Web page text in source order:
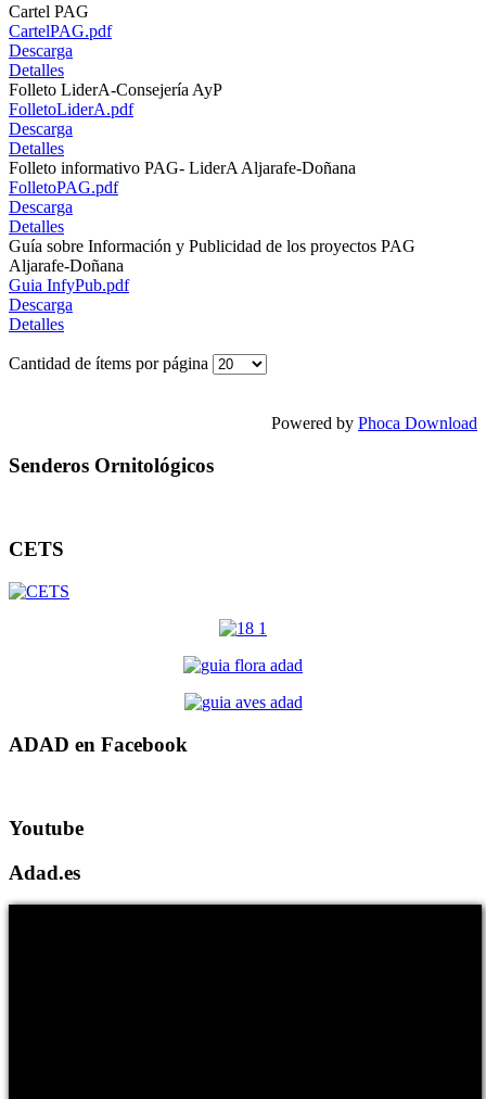
Cartel PAG
CartelPAG.pdf
Descarga
Detalles
Folleto LiderA-Consejería AyP
FolletoLiderA.pdf
Descarga
Detalles
Folleto informativo PAG- LiderA Aljarafe-Doñana
FolletoPAG.pdf
Descarga
Detalles
Guía sobre Información y Publicidad de los proyectos PAG
Aljarafe-Doñana
Guia InfyPub.pdf
Descarga
Detalles
Cantidad de ítems por página
Powered by Phoca Download
Senderos Ornitológicos
CETS
ADAD en Facebook
Youtube
Adad.es